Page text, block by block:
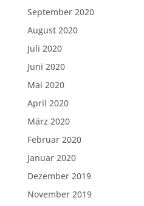
September 2020
August 2020
Juli 2020
Juni 2020
Mai 2020
April 2020
März 2020
Februar 2020
Januar 2020
Dezember 2019
November 2019